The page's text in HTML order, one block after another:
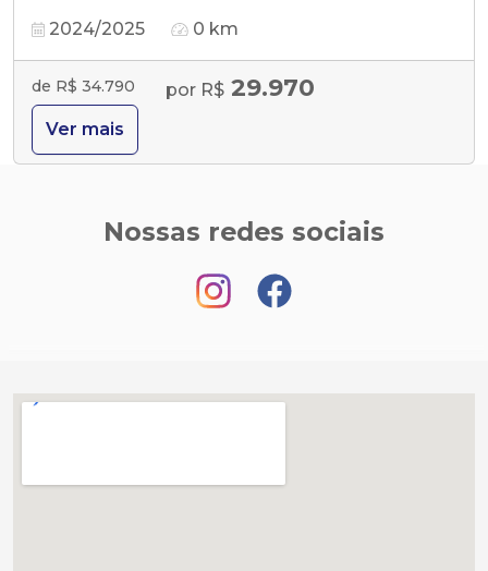
2024/2025 0 km
de R$ 34.790 por R$ 29.970
Ver mais
Nossas redes sociais